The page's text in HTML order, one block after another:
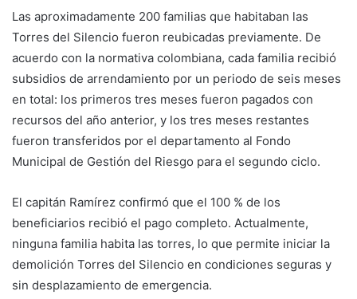
Las aproximadamente 200 familias que habitaban las
Torres del Silencio fueron reubicadas previamente. De
acuerdo con la normativa colombiana, cada familia recibió
subsidios de arrendamiento por un periodo de seis meses
en total: los primeros tres meses fueron pagados con
recursos del año anterior, y los tres meses restantes
fueron transferidos por el departamento al Fondo
Municipal de Gestión del Riesgo para el segundo ciclo.
El capitán Ramírez confirmó que el 100 % de los
beneficiarios recibió el pago completo. Actualmente,
ninguna familia habita las torres, lo que permite iniciar la
demolición Torres del Silencio en condiciones seguras y
sin desplazamiento de emergencia.